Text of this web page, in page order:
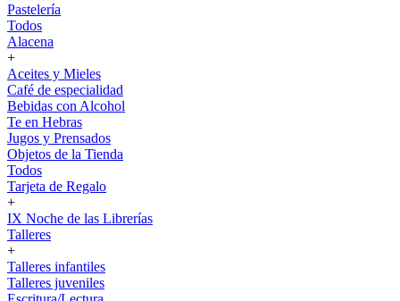
Pastelería
Todos
Alacena
+
Aceites y Mieles
Café de especialidad
Bebidas con Alcohol
Te en Hebras
Jugos y Prensados
Objetos de la Tienda
Todos
Tarjeta de Regalo
+
IX Noche de las Librerías
Talleres
+
Talleres infantiles
Talleres juveniles